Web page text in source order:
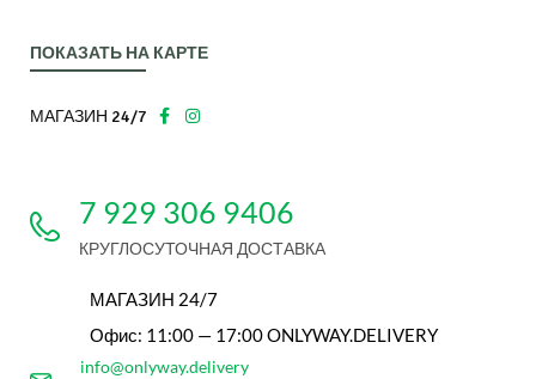
ПОКАЗАТЬ НА КАРТЕ
МАГАЗИН 24/7
7 929 306 9406
КРУГЛОСУТОЧНАЯ ДОСТАВКА
МАГАЗИН 24/7
Офис: 11:00 — 17:00 ONLYWAY.DELIVERY
info@onlyway.delivery